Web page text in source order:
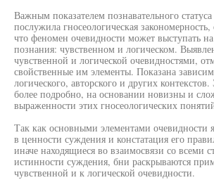
Важным показателем познавательного
послужила гносеологическая
что феномен очевидности может выступать
познания: чувственном и логическом.
чувственной и логической очевидностями,
свойственные им элементы. Показана
логического, авторского и других
более подробно, на основании новизны и
выраженности этих гносеологических
Так как основными элементами очевидности
в ценности суждения и констатация его
иначе находящиеся во взаимосвязи со всеми
истинности суждения, бни раскрываются
чувственной и к логической очевидности.